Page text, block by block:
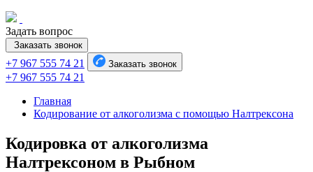
Задать вопрос
Заказать звонок
+7 967 555 74 21 Заказать звонок
+7 967 555 74 21
Главная
Кодирование от алкоголизма с помощью Налтрексона
Кодировка от алкоголизма
Налтрексоном в Рыбном